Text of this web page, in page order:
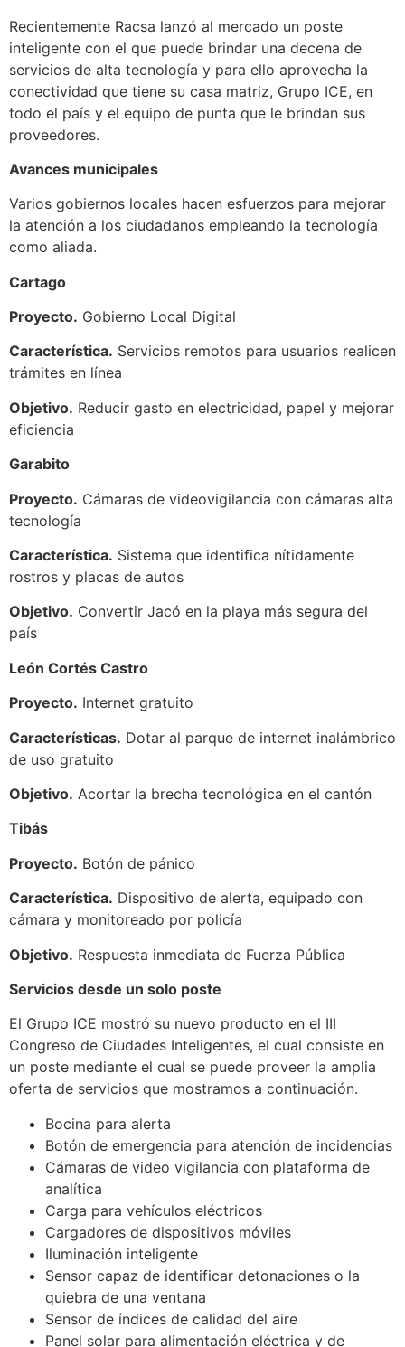
Recientemente Racsa lanzó al mercado un poste
inteligente con el que puede brindar una decena de
servicios de alta tecnología y para ello aprovecha la
conectividad que tiene su casa matriz, Grupo ICE, en
todo el país y el equipo de punta que le brindan sus
proveedores.
Avances municipales
Varios gobiernos locales hacen esfuerzos para mejorar
la atención a los ciudadanos empleando la tecnología
como aliada.
Cartago
Proyecto. Gobierno Local Digital
Característica. Servicios remotos para usuarios realicen
trámites en línea
Objetivo. Reducir gasto en electricidad, papel y mejorar
eficiencia
Garabito
Proyecto. Cámaras de videovigilancia con cámaras alta
tecnología
Característica. Sistema que identifica nítidamente
rostros y placas de autos
Objetivo. Convertir Jacó en la playa más segura del
país
León Cortés Castro
Proyecto. Internet gratuito
Características. Dotar al parque de internet inalámbrico
de uso gratuito
Objetivo. Acortar la brecha tecnológica en el cantón
Tibás
Proyecto. Botón de pánico
Característica. Dispositivo de alerta, equipado con
cámara y monitoreado por policía
Objetivo. Respuesta inmediata de Fuerza Pública
Servicios desde un solo poste
El Grupo ICE mostró su nuevo producto en el III
Congreso de Ciudades Inteligentes, el cual consiste en
un poste mediante el cual se puede proveer la amplia
oferta de servicios que mostramos a continuación.
Bocina para alerta
Botón de emergencia para atención de incidencias
Cámaras de video vigilancia con plataforma de
analítica
Carga para vehículos eléctricos
Cargadores de dispositivos móviles
Iluminación inteligente
Sensor capaz de identificar detonaciones o la
quiebra de una ventana
Sensor de índices de calidad del aire
Panel solar para alimentación eléctrica y de